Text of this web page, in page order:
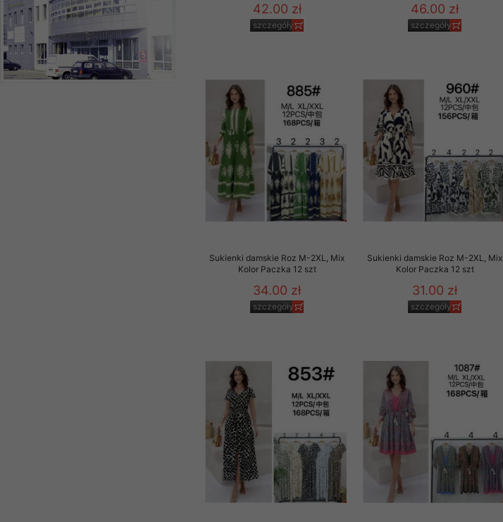
42.00 zł
szczegóły
46.00 zł
szczegóły
Sukienki damskie Roz M-2XL, Mix
Kolor Paczka 12 szt
34.00 zł
szczegóły
Sukienki damskie Roz M-2XL, Mix
Kolor Paczka 12 szt
31.00 zł
szczegóły